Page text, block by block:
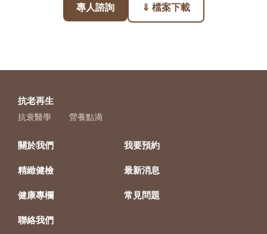
專人諮詢 ⇓ 檔案下載
抗老再生
抗衰醫學 營養點滴
關於我們 我要預約
精緻健檢 最新消息
健康專欄 常見問題
聯絡我們